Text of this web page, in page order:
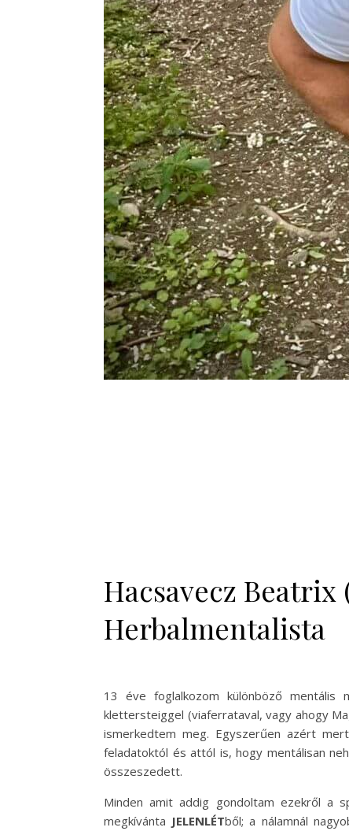
Hacsavecz Beatrix
Herbalmentalista
13 éve foglalkozom különböző mentális
klettersteiggel (viaferrataval, vagy ahogy
ismerkedtem meg. Egyszerűen azért
feladatoktól és attól is, hogy mentálisan
összeszedett.
Minden amit addig gondoltam ezekről a
megkívánta JELENLÉTből; a nálamnál